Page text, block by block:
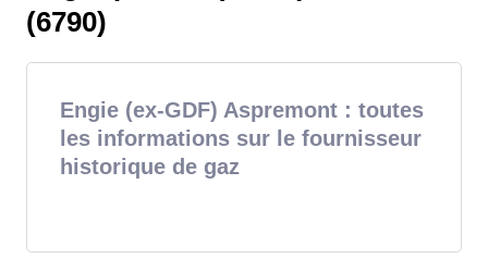
(6790)
Engie (ex-GDF) Aspremont : toutes
les informations sur le fournisseur
historique de gaz